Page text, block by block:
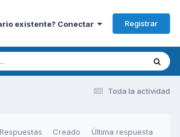
existente? Conectar Registrar
Toda la actividad
Respuestas Creado Última respuesta